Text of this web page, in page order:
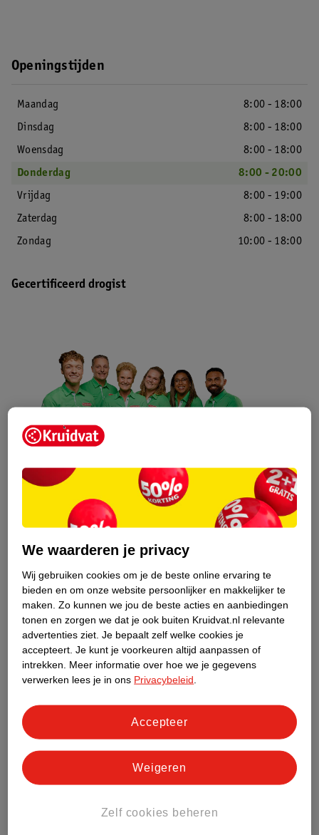
Openingstijden
Maandag
8:00 - 18:00
Dinsdag
8:00 - 18:00
Woensdag
8:00 - 18:00
Donderdag
8:00 - 20:00
Vrijdag
8:00 - 19:00
Zaterdag
8:00 - 18:00
Zondag
10:00 - 18:00
Gecertificeerd drogist
Kruidvat is een erkend specialist in
gezondheidsvraag ook is, stel hem aan
ons!
Stel je gezondheidsvraag
Ook in deze winkel
Kruidvat.nl ophaalpunt
winkel. Zo hoef je niet thuis te blijven voor de Kruidvat
Kruidvat is een gecertificeerd drogist. Dit betekent dat je
winkel én online!
We waarderen je privacy
Wij gebruiken cookies om je de beste online ervaring te
bieden en om onze website persoonlijker en makkelijker te
maken. Zo kunnen we jou de beste acties en aanbiedingen
tonen en zorgen we dat je ook buiten Kruidvat.nl relevante
advertenties ziet. Je bepaalt zelf welke cookies je
accepteert. Je kunt je voorkeuren altijd aanpassen of
intrekken.
Meer informatie over hoe we je gegevens
verwerken lees je in ons Privacybeleid
Zelf cookies beheren
Weigeren
Accepteer